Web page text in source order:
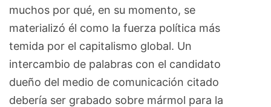
muchos por qué, en su momento, se
materializó él como la fuerza política más
temida por el capitalismo global. Un
intercambio de palabras con el candidato
dueño del medio de comunicación citado
debería ser grabado sobre mármol para la